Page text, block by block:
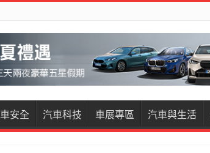
安全 汽車科技 車展專區 汽車與生活